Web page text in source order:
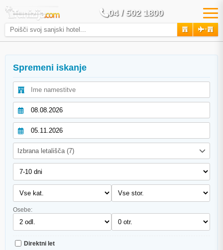
04 / 502 1800
+
Spremeni iskanje
Izbrana letališča (7)
Osebe:
Direktni let